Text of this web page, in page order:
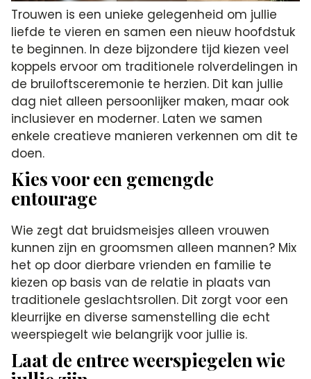
Trouwen is een unieke gelegenheid om jullie
liefde te vieren en samen een nieuw hoofdstuk
te beginnen. In deze bijzondere tijd kiezen veel
koppels ervoor om traditionele rolverdelingen in
de bruiloftsceremonie te herzien. Dit kan jullie
dag niet alleen persoonlijker maken, maar ook
inclusiever en moderner. Laten we samen
enkele creatieve manieren verkennen om dit te
doen.
Kies voor een gemengde
entourage
Wie zegt dat bruidsmeisjes alleen vrouwen
kunnen zijn en groomsmen alleen mannen? Mix
het op door dierbare vrienden en familie te
kiezen op basis van de relatie in plaats van
traditionele geslachtsrollen. Dit zorgt voor een
kleurrijke en diverse samenstelling die echt
weerspiegelt wie belangrijk voor jullie is.
Laat de entree weerspiegelen wie